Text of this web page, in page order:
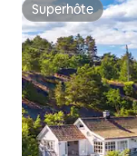
Superhôte
Superhôte